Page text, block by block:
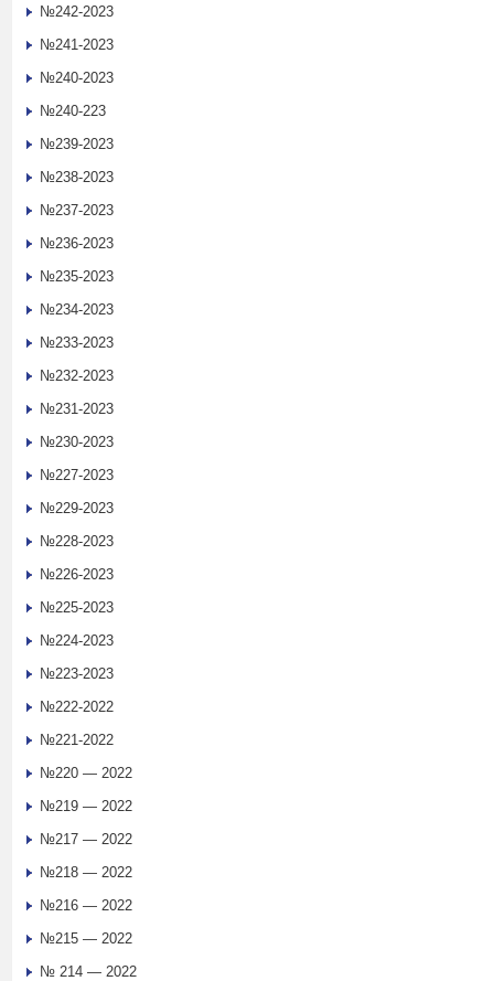
№242-2023
№241-2023
№240-2023
№240-223
№239-2023
№238-2023
№237-2023
№236-2023
№235-2023
№234-2023
№233-2023
№232-2023
№231-2023
№230-2023
№227-2023
№229-2023
№228-2023
№226-2023
№225-2023
№224-2023
№223-2023
№222-2022
№221-2022
№220 — 2022
№219 — 2022
№217 — 2022
№218 — 2022
№216 — 2022
№215 — 2022
№ 214 — 2022